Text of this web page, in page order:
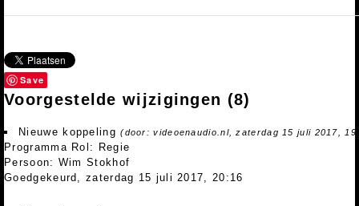
Save
Voorgestelde wijzigingen (8)
Nieuwe koppeling(door: videoenaudio.nl, zaterdag 15 juli 2017,
Programma Rol: Regie
Persoon: Wim Stokhof
Goedgekeurd, zaterdag 15 juli 2017, 20:16